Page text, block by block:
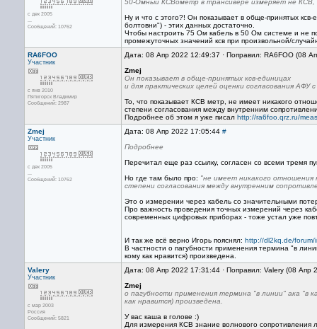
с дек 2005
...
Сообщений: 10762
50-Омный КСВометр в трансивере измеряет не
Ну и что с этого?! Он показывает в обще-принятых
болтовни") - этих данных достаточно.
Чтобы настроить 75 Ом кабель в 50 Ом системе и не
промежуточных значений ксв при произвольной/
RA6FOO
Участник
с янв 2010
Пятигорск Владимир
Сообщений: 2987
Дата: 08 Апр 2022 12:49:37 · Поправил: RA6FOO (08
Zmej
Он показывает в обще-принятых ксв-единицах
и для практических целей оценки согласования АФУ
То, что показывает КСВ метр, не имеет никакого
степени согласования между внутренним
Подробнее об этом я уже писал http://ra6foo.qrz.ru/
Zmej
Участник
с дек 2005
...
Сообщений: 10762
Дата: 08 Апр 2022 17:05:44 #
Подробнее
Перечитал еще раз ссылку, согласен со всеми тремя
Но где там было про: "не имеет никакого отношения
степени согласования между внутренним
Это о измерении через кабель со значительными
Про важность проведения точных измерений через
современных цифровых приборах - тоже устал уже
И так же всё верно Игорь пояснял: http://dl2kq.de/
В частности о пагубности применения термина "в
кому как нравится) произведена.
Valery
Участник
с мар 2003
Россия
Сообщений: 5821
Дата: 08 Апр 2022 17:31:44 · Поправил: Valery (08 Апр
Zmej
о пагубности применения термина "в линии" ака "в
как нравится) произведена.
У вас каша в голове :)
Для измерения КСВ знание волнового